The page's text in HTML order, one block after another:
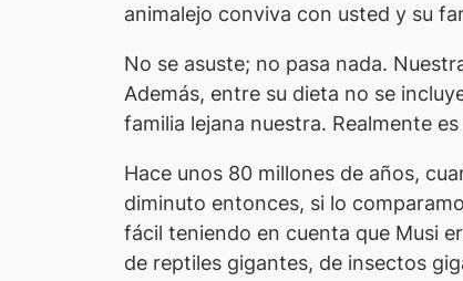
animalejo conviva con usted y su
No se asuste; no pasa nada.
Además, entre su dieta no se
familia lejana nuestra. Realmente
Hace unos 80 millones de años,
diminuto entonces, si lo
fácil teniendo en cuenta que Musi
de reptiles gigantes, de insectos